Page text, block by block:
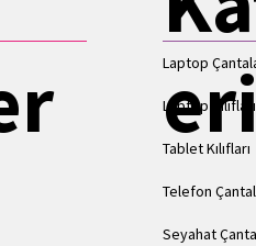
Laptop
Laptop Kılıfları
Tablet Kılıfları
Telefon
Seyahat